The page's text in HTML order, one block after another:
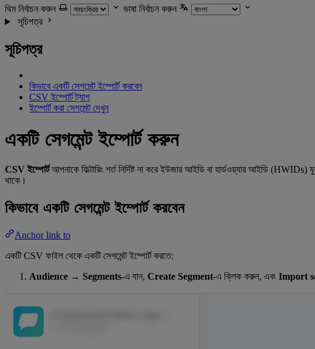
থিম নির্বাচন করুন
ভাষা নির্বাচন করুন
সূচিপত্র
সূচিপত্র
কিভাবে একটি সেগমেন্ট ইম্পোর্ট করবেন
CSV ইম্পোর্ট ট্যাগ
ইম্পোর্ট করা সেগমেন্ট দেখুন
একটি সেগমেন্ট ইম্পোর্ট করুন
CSV ইম্পোর্টআপনাকে ফিল্টারিং শর্ত নির্দিষ্ট না করে ইউজার আইডি বা হার্ডওয়্যার আইডি
থাকে।
কিভাবে একটি সেগমেন্ট ইম্পোর্ট করবেন
Anchor link to
একটি CSV ফাইল থেকে একটি সেগমেন্ট ইম্পোর্ট করতে:
Audience → Segments-এ যান, Create Segment-এ ক্লিক করুন, এবং Import